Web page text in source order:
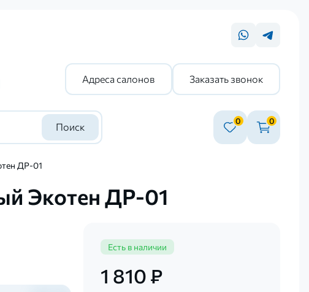
Адреса салонов Заказать звонок
Поиск
0 0
ДР-01
Экотен ДР-01
Есть в наличии
1 810 ₽